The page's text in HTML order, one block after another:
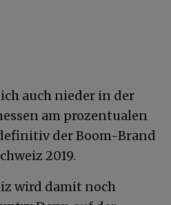
auch nieder in der
am prozentualen
der Boom-Brand
2019.
wird damit noch